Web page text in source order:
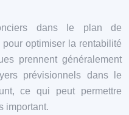
dans le plan de
optimiser la rentabilité
prennent généralement
prévisionnels dans le
ce qui peut permettre
important.